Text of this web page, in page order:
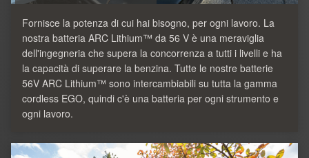
Fornisce la potenza di cui hai bisogno, per ogni lavoro. La
nostra batteria ARC Lithium™ da 56 V è una meraviglia
dell'ingegneria che supera la concorrenza a tutti i livelli e ha
la capacità di superare la benzina. Tutte le nostre batterie
56V ARC Lithium™ sono intercambiabili su tutta la gamma
cordless EGO, quindi c'è una batteria per ogni strumento e
ogni lavoro.